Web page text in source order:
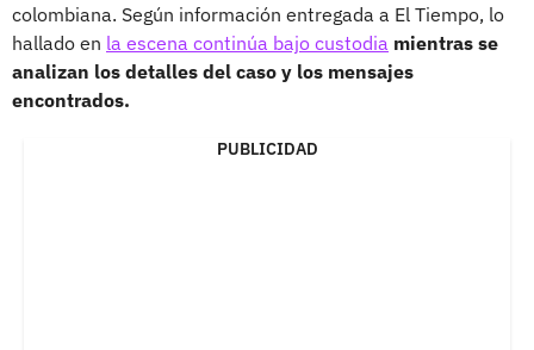
colombiana. Según información entregada a El Tiempo, lo
hallado en la escena continúa bajo custodia mientras se
analizan los detalles del caso y los mensajes
encontrados.
PUBLICIDAD